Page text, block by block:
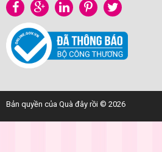
Bản quyền của Quà đây rồi © 2026